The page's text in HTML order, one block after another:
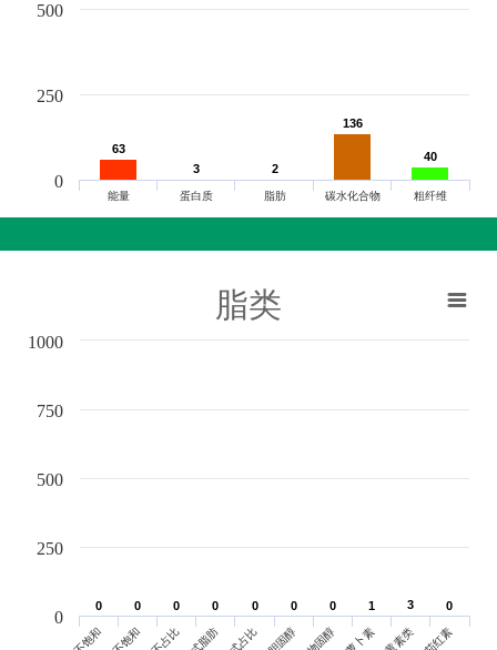
63
63
3
3 2
2
136
136
40
40
能量 蛋白质 脂肪 碳水化合物 粗纤维
0
250
500
脂类
0
0 0
0 0
0 0
0 0
0 0
0 0
0 1
1 3
3 0
0
胆固醇
0
250
500
750
1000